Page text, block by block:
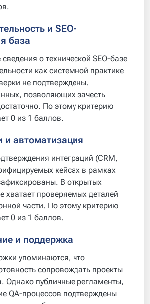
и SEO-
база
о технической SEO-базе
как системной практике
не подтверждены.
позволяющих зачесть
По этому критерию
0 из 1 баллов.
и автоматизация
интеграций (CRM,
кейсах в рамках
В открытых
хватает проверяемых деталей
части. По этому критерию
0 из 1 баллов.
и поддержка
упоминаются, что
сопровождать проекты
Однако публичные регламенты,
QA-процессов подтверждены